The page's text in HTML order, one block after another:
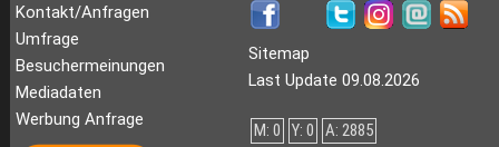
Kontakt/Anfragen
Umfrage
Besuchermeinungen
Mediadaten
Werbung Anfrage
Sitemap
Last Update 09.08.2026
M: 0 Y: 0 A: 2885